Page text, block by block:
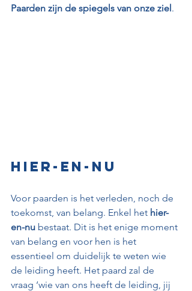
Paarden zijn de spiegels van onze ziel.
Hier-en-nu
Voor paarden is het verleden, noch de
toekomst, van belang. Enkel het hier-
en-nu bestaat. Dit is het enige moment
van belang en voor hen is het
essentieel om duidelijk te weten wie
de leiding heeft. Het paard zal de
vraag ‘wie van ons heeft de leiding, jij